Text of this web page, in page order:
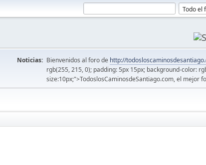
Noticias: Bienvenidos al foro de http://
rgb(255, 215, 0); padding: 5px 15px; background-color:
size:10px;">TodoslosCaminosdeSantiago.com, el mejor